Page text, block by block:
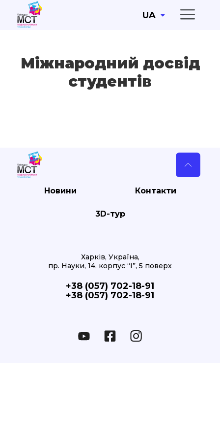
UA
Міжнародний досвід
студентів
Новини Контакти
3D-тур
Харків, Україна,
пр. Науки, 14, корпус “І”, 5 поверх
+38 (057) 702-18-91
+38 (057) 702-18-91